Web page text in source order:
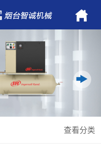
查看分类